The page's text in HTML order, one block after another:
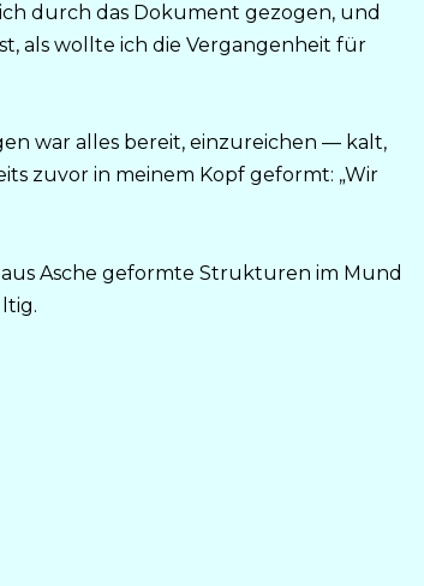
durch das Dokument gezogen, und
als wollte ich die Vergangenheit für
war alles bereit, einzureichen — kalt,
zuvor in meinem Kopf geformt: „Wir
Asche geformte Strukturen im Mund